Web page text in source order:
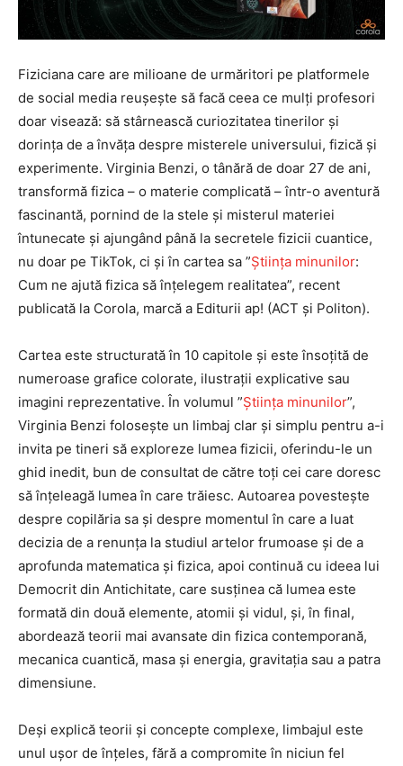
Fiziciana care are milioane de urmăritori pe platformele
de social media reușește să facă ceea ce mulți profesori
doar visează: să stârnească curiozitatea tinerilor și
dorința de a învăța despre misterele universului, fizică și
experimente. Virginia Benzi, o tânără de doar 27 de ani,
transformă fizica – o materie complicată – într-o aventură
fascinantă, pornind de la stele și misterul materiei
întunecate și ajungând până la secretele fizicii cuantice,
nu doar pe TikTok, ci și în cartea sa ”Știința minunilor:
Cum ne ajută fizica să înțelegem realitatea”, recent
publicată la Corola, marcă a Editurii ap! (ACT și Politon).
Cartea este structurată în 10 capitole și este însoțită de
numeroase grafice colorate, ilustrații explicative sau
imagini reprezentative. În volumul ”Știința minunilor”,
Virginia Benzi folosește un limbaj clar și simplu pentru a-i
invita pe tineri să exploreze lumea fizicii, oferindu-le un
ghid inedit, bun de consultat de către toți cei care doresc
să înțeleagă lumea în care trăiesc. Autoarea povestește
despre copilăria sa și despre momentul în care a luat
decizia de a renunța la studiul artelor frumoase și de a
aprofunda matematica și fizica, apoi continuă cu ideea lui
Democrit din Antichitate, care susținea că lumea este
formată din două elemente, atomii și vidul, și, în final,
abordează teorii mai avansate din fizica contemporană,
mecanica cuantică, masa și energia, gravitația sau a patra
dimensiune.
Deși explică teorii și concepte complexe, limbajul este
unul ușor de înțeles, fără a compromite în niciun fel